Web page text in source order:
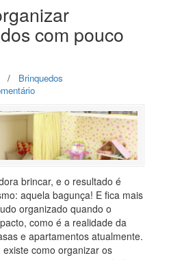
com pouco
/
Brinquedos
brincar, e o resultado é
aquela bagunça! E fica mais
organizado quando o
como é a realidade da
e apartamentos atualmente.
existe como organizar os